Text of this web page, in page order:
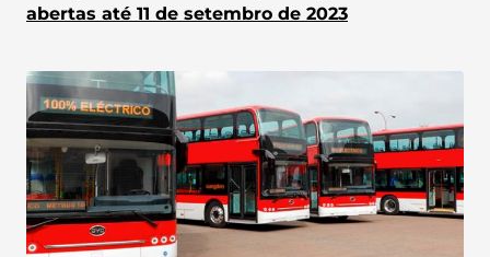
abertas até 11 de setembro de 2023